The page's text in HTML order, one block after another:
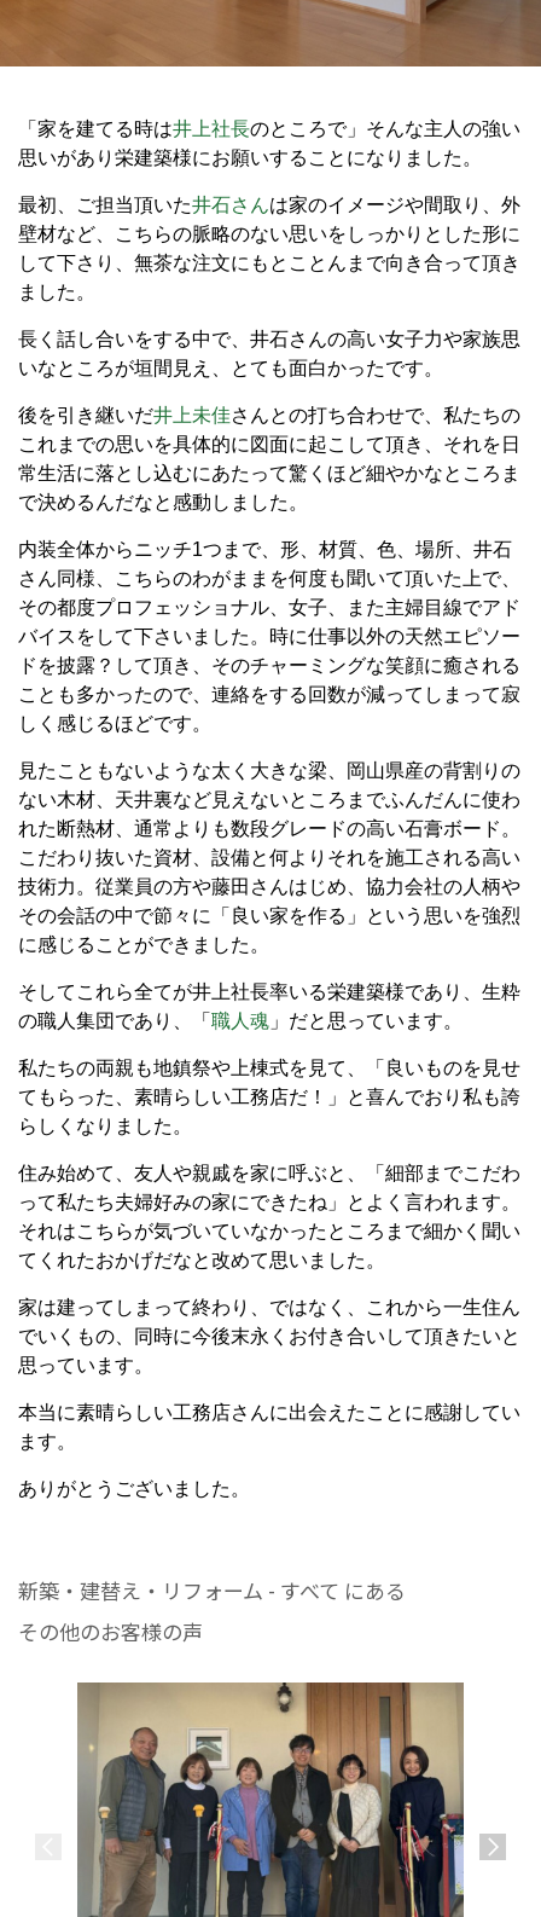
「家を建てる時は井上社長のところで」そんな主人の強い
思いがあり栄建築様にお願いすることになりました。
最初、ご担当頂いた井石さんは家のイメージや間取り、外
壁材など、こちらの脈略のない思いをしっかりとした形に
して下さり、無茶な注文にもとことんまで向き合って頂き
ました。
長く話し合いをする中で、井石さんの高い女子力や家族思
いなところが垣間見え、とても面白かったです。
後を引き継いだ井上未佳さんとの打ち合わせで、私たちの
これまでの思いを具体的に図面に起こして頂き、それを日
常生活に落とし込むにあたって驚くほど細やかなところま
で決めるんだなと感動しました。
内装全体からニッチ1つまで、形、材質、色、場所、井石
さん同様、こちらのわがままを何度も聞いて頂いた上で、
その都度プロフェッショナル、女子、また主婦目線でアド
バイスをして下さいました。時に仕事以外の天然エピソー
ドを披露？して頂き、そのチャーミングな笑顔に癒される
ことも多かったので、連絡をする回数が減ってしまって寂
しく感じるほどです。
見たこともないような太く大きな梁、岡山県産の背割りの
ない木材、天井裏など見えないところまでふんだんに使わ
れた断熱材、通常よりも数段グレードの高い石膏ボード。
こだわり抜いた資材、設備と何よりそれを施工される高い
技術力。従業員の方や藤田さんはじめ、協力会社の人柄や
その会話の中で節々に「良い家を作る」という思いを強烈
に感じることができました。
そしてこれら全てが井上社長率いる栄建築様であり、生粋
の職人集団であり、「 職人魂 」だと思っています。
私たちの両親も地鎮祭や上棟式を見て、「良いものを見せ
てもらった、素晴らしい工務店だ！」と喜んでおり私も誇
らしくなりました。
住み始めて、友人や親戚を家に呼ぶと、「細部までこだわ
って私たち夫婦好みの家にできたね」とよく言われます。
それはこちらが気づいていなかったところまで細かく聞い
てくれたおかげだなと改めて思いました。
家は建ってしまって終わり、ではなく、これから一生住ん
でいくもの、同時に今後末永くお付き合いして頂きたいと
思っています。
本当に素晴らしい工務店さんに出会えたことに感謝してい
ます。
ありがとうございました。
新築・建替え・リフォーム - すべて にある
その他のお客様の声